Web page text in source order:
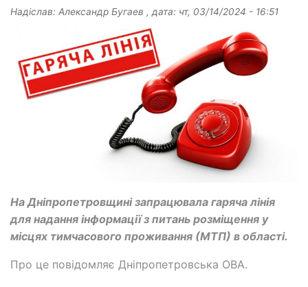
Надіслав: Александр Бугаев , дата: чт, 03/14/2024 - 16:51
На Дніпропетровщині запрацювала гаряча лінія
для надання інформації з питань розміщення у
місцях тимчасового проживання (МТП) в області.
Про це повідомляє Дніпропетровська ОВА.